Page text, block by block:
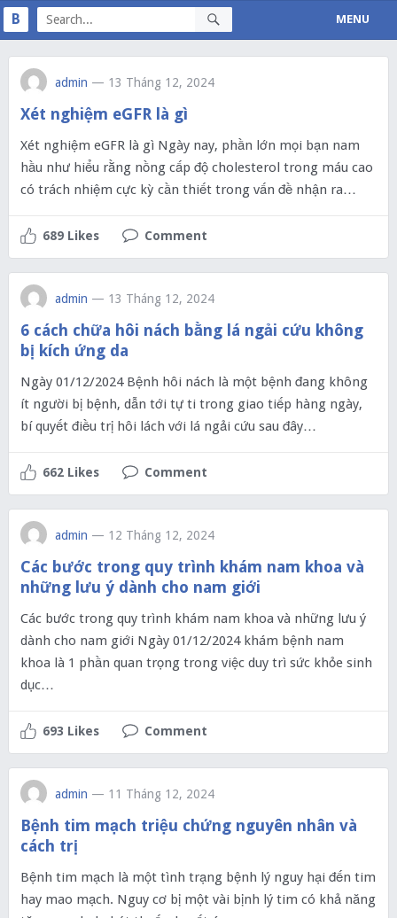
B MENU
admin — 13 Tháng 12, 2024
Xét nghiệm eGFR là gì
Xét nghiệm eGFR là gì Ngày nay, phần lớn mọi bạn nam
hầu như hiểu rằng nồng cấp độ cholesterol trong máu cao
có trách nhiệm cực kỳ cần thiết trong vấn đề nhận ra…
689 Likes Comment
admin — 13 Tháng 12, 2024
6 cách chữa hôi nách bằng lá ngải cứu không
bị kích ứng da
Ngày 01/12/2024 Bệnh hôi nách là một bệnh đang không
ít người bị bệnh, dẫn tới tự ti trong giao tiếp hàng ngày,
bí quyết điều trị hôi lách với lá ngải cứu sau đây…
662 Likes Comment
admin — 12 Tháng 12, 2024
Các bước trong quy trình khám nam khoa và
những lưu ý dành cho nam giới
Các bước trong quy trình khám nam khoa và những lưu ý
dành cho nam giới Ngày 01/12/2024 khám bệnh nam
khoa là 1 phần quan trọng trong việc duy trì sức khỏe sinh
dục…
693 Likes Comment
admin — 11 Tháng 12, 2024
Bệnh tim mạch triệu chứng nguyên nhân và
cách trị
Bệnh tim mạch là một tình trạng bệnh lý nguy hại đến tim
hay mao mạch. Nguy cơ bị một vài bịnh lý tim có khả năng